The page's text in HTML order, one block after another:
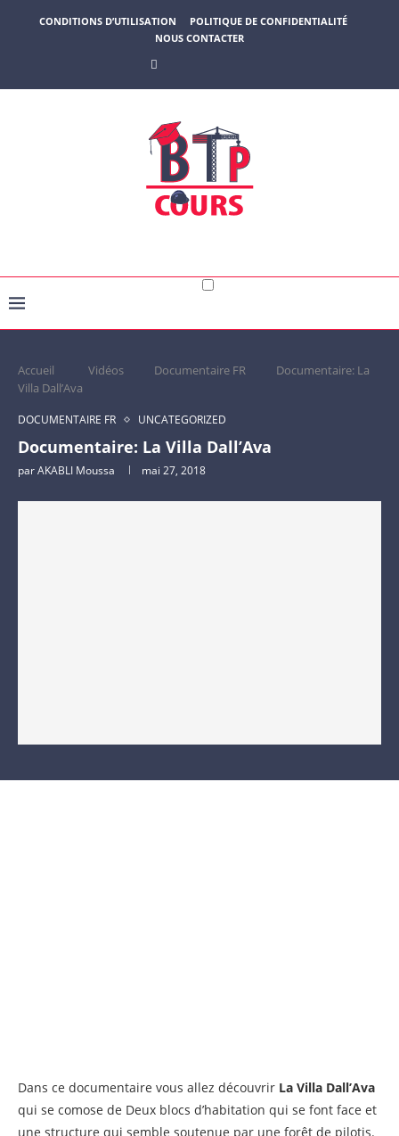
CONDITIONS D’UTILISATION
POLITIQUE DE CONFIDENTIALITÉ
NOUS CONTACTER
Accueil Vidéos Documentaire FR
Documentaire: La
Villa Dall’Ava
DOCUMENTAIRE FR UNCATEGORIZED
Documentaire: La Villa Dall’Ava
parAKABLI Moussa mai 27, 2018
Dans ce documentaire vous allez découvrir La Villa Dall’Ava
qui se comose de Deux blocs d’habitation qui se font face et
une structure qui semble soutenue par une forêt de pilotis.